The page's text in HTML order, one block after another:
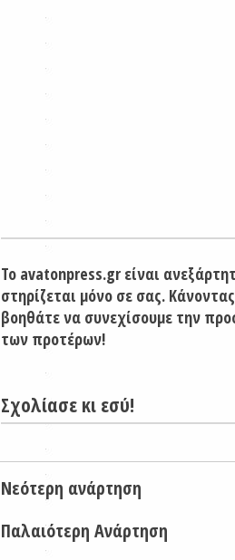
Το avatonpress.gr είναι
στηρίζεται μόνο σε σας.
βοηθάτε να συνεχίσουμε την
των προτέρων!
Σχολίασε κι εσύ!
Νεότερη ανάρτηση
Παλαιότερη Ανάρτηση